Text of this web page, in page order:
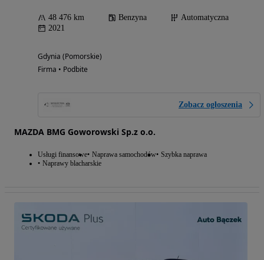
48 476 km Benzyna
Automatyczna
2021
Gdynia (Pomorskie)
Firma • Podbite
Zobacz ogłoszenia
MAZDA BMG Goworowski Sp.z o.o.
Usługi finansowe Naprawa samochodów Szybka naprawa
Naprawy blacharskie